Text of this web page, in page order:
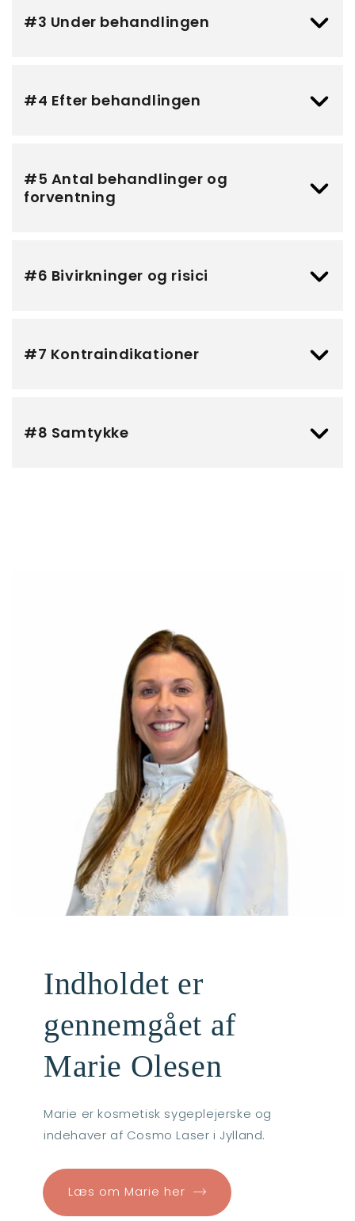
#3 Under behandlingen
#4 Efter behandlingen
#5 Antal behandlinger og
forventning
#6 Bivirkninger og risici
#7 Kontraindikationer
#8 Samtykke
Indholdet er
gennemgået af
Marie Olesen
Marie er kosmetisk sygeplejerske og
indehaver af Cosmo Laser i Jylland.
Læs om Marie her